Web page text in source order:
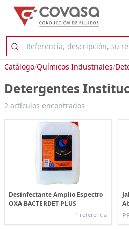
Catálogo/Químicos Industriales/
Detergentes
2 artículos encontrados
Desinfectante Amplio Espectro
OXA BACTERDET PLUS
1 referencia